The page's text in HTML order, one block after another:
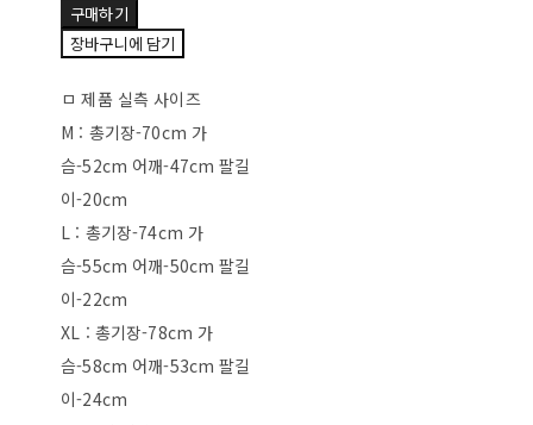
구매하기
장바구니에 담기
ㅁ 제품 실측 사이즈
M : 총기장-70cm 가
슴-52cm 어깨-47cm 팔길
이-20cm
L : 총기장-74cm 가
슴-55cm 어깨-50cm 팔길
이-22cm
XL : 총기장-78cm 가
슴-58cm 어깨-53cm 팔길
이-24cm